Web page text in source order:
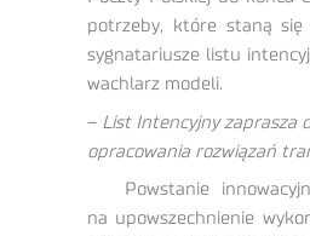
potrzeby, które staną się
sygnatariusze listu
wachlarz modeli.
– List Intencyjny zaprasza
opracowania rozwiązań
Powstanie
na upowszechnienie